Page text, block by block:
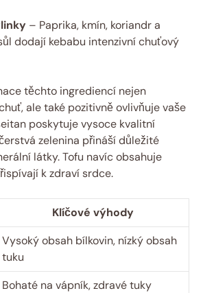
– Paprika, kmín, koriandr a
dodají kebabu intenzivní chuťový
těchto ingrediencí nejen
ale také pozitivně ovlivňuje vaše
poskytuje vysoce kvalitní
zelenina přináší důležité
látky. Tofu navíc obsahuje
k zdraví srdce.
Klíčové výhody
Vysoký obsah bílkovin, nízký obsah
tuku
Bohaté na vápník, zdravé tuky